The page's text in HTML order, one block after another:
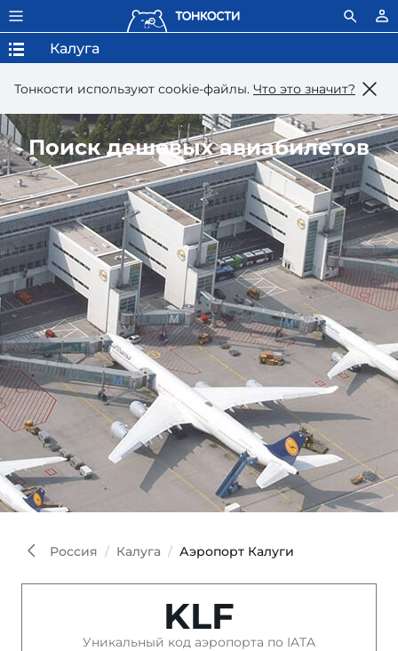
Тонкости используют сookie-файлы. Что это значит?
Калуга
Поиск дешевых авиабилетов
Россия Калуга Аэропорт Калуги
KLF
Уникальный код аэропорта по IATA